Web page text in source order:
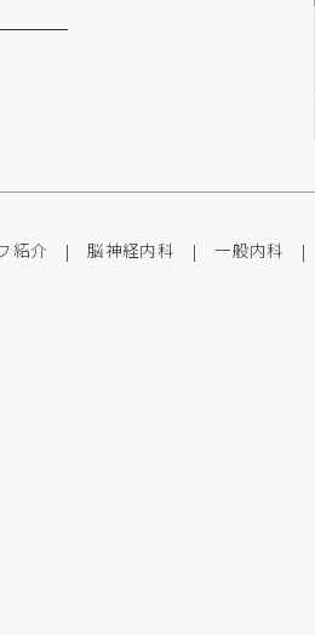
紹介 |脳神経内科 |一般内科 |